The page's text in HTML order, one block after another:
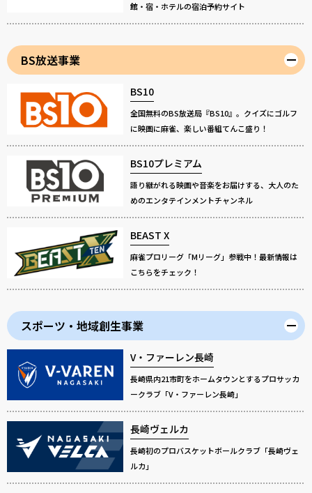
館・宿・ホテルの宿泊予約サイト
BS放送事業
BS10
全国無料のBS放送局『BS10』。クイズにゴルフ
に映画に麻雀、楽しい番組てんこ盛り！
BS10プレミアム
語り継がれる映画や音楽をお届けする、大人のた
めのエンタテインメントチャンネル
BEAST X
麻雀プロリーグ「Mリーグ」参戦中！最新情報は
こちらをチェック！
スポーツ・地域創生事業
V・ファーレン長崎
長崎県内21市町をホームタウンとするプロサッカ
ークラブ「V・ファーレン長崎」
長崎ヴェルカ
長崎初のプロバスケットボールクラブ「長崎ヴェ
ルカ」